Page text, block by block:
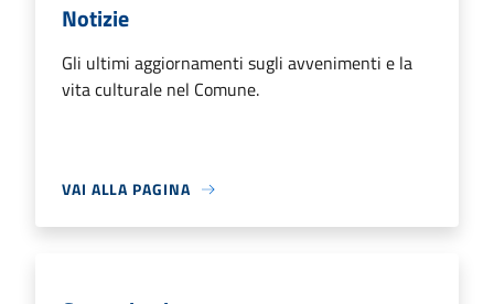
Notizie
Gli ultimi aggiornamenti sugli avvenimenti e la
vita culturale nel Comune.
VAI ALLA PAGINA